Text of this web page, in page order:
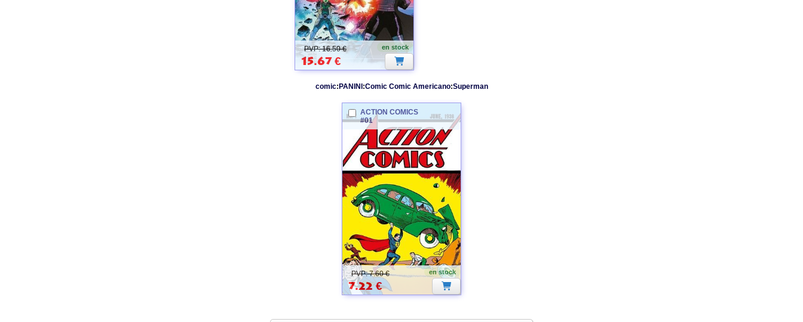
en stock
PVP: 16.50 €
15.67 €
comic:PANINI:Comic Comic Americano:Superman
ACTION COMICS
#01
en stock
PVP: 7.60 €
7.22€